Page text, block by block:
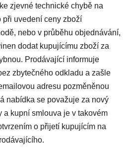
zjevné technické chybě na
při uvedení ceny zboží
nebo v průběhu objednávání,
dodat kupujícímu zboží za
Prodávající informuje
zbytečného odkladu a zašle
adresu pozměněnou
nabídka se považuje za nový
a kupní smlouva je v takovém
o přijetí kupujícím na